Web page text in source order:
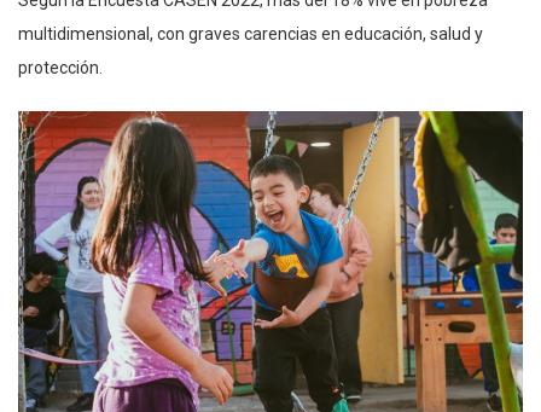
multidimensional, con graves carencias en educación, salud y
protección.